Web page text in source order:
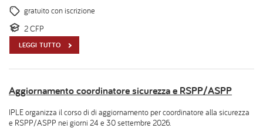
gratuito con iscrizione
2 CFP
LEGGI TUTTO
Aggiornamento coordinatore sicurezza e RSPP/ASPP
IPLE organizza il corso di di aggiornamento per coordinatore alla sicurezza
e RSPP/ASPP nei giorni 24 e 30 settembre 2026.